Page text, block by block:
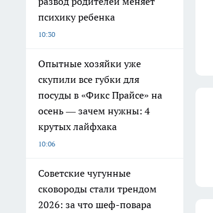
психику ребенка
10:30
Опытные хозяйки уже
скупили все губки для
посуды в «Фикс Прайсе» на
осень — зачем нужны: 4
крутых лайфхака
10:06
Советские чугунные
сковороды стали трендом
2026: за что шеф-повара